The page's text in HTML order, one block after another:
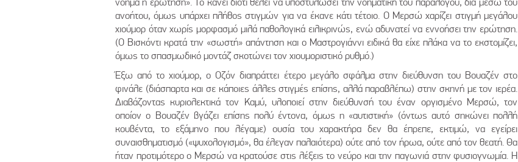
ανοήτου, όμως υπάρχει πλήθος στιγμών για να έκανε κάτι τέτοιο. Ο Μερσώ χαρίζει στιγμή μεγάλου
χιούμορ όταν χωρίς μορφασμό μιλά παθολογικά ειλικρινώς, ενώ αδυνατεί να εννοήσει την ερώτηση.
(Ο Βισκόντι κρατά την «σωστή» απάντηση και ο Μαστρογιάννι ειδικά θα είχε πλάκα να το εκστομίζει,
όμως το σπασμωδικό μοντάζ σκοτώνει τον χιουμοριστικό ρυθμό.)
Έξω από το χιούμορ, ο Οζόν διαπράττει έτερο μεγάλο σφάλμα στην διεύθυνση του Βουαζέν στο
φινάλε (διάσπαρτα και σε κάποιες άλλες στιγμές επίσης, αλλά παραβλέπω) στην σκηνή με τον ιερέα.
Διαβάζοντας κυριολεκτικά τον Καμύ, υλοποιεί στην διεύθυνσή του έναν οργισμένο Μερσώ, τον
οποίον ο Βουαζέν βγάζει επίσης πολύ έντονα, όμως η «αυτιστική» (όντως αυτό σηκώνει πολλή
κουβέντα, το εξάμηνο που λέγαμε) ουσία του χαρακτήρα δεν θα έπρεπε, εκτιμώ, να εγείρει
συναισθηματισμό («ψυχολογισμό», θα έλεγαν παλαιότερα) ούτε από τον ήρωα, ούτε από τον θεατή. Θα
ήταν προτιμότερο ο Μερσώ να κρατούσε στις λέξεις το νεύρο και την παγωνιά στην φυσιογνωμία. Η